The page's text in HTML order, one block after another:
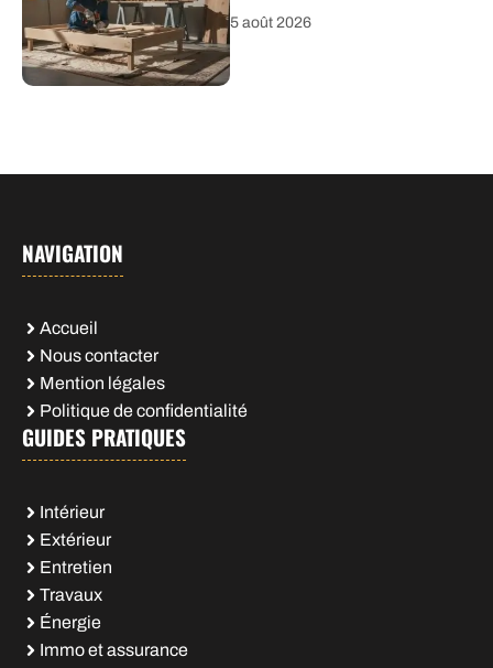
5 août 2026
NAVIGATION
Accueil
Nous contacter
Mention légales
Politique de confidentialité
GUIDES PRATIQUES
Intérieur
Extérieur
Entretien
Travaux
Énergie
Immo et assurance